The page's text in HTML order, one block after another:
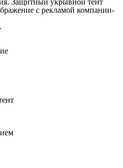
Защитный укрывной тент
с рекламой компании-